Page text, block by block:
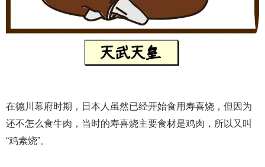
在德川幕府时期，日本人虽然已经开始食用寿喜烧，但因为
还不怎么食牛肉，当时的寿喜烧主要食材是鸡肉，所以又叫
“鸡素烧”。